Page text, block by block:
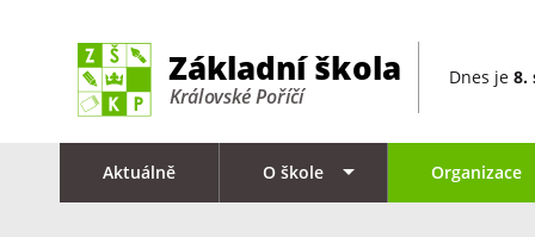
Dnes je 8.
Aktuálně O škole Organizace